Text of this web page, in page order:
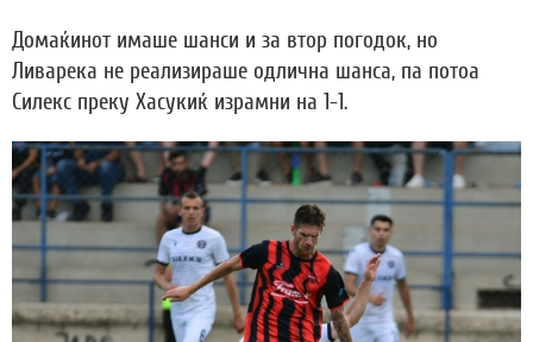
Домаќинот имаше шанси и за втор погодок, но
Ливарека не реализираше одлична шанса, па потоа
Силекс преку Хасукиќ израмни на 1-1.